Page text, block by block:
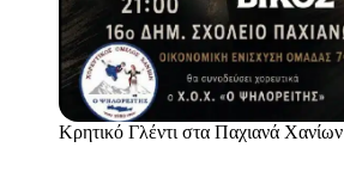
Κρητικό Γλέντι στα Παχιανά Χανίων